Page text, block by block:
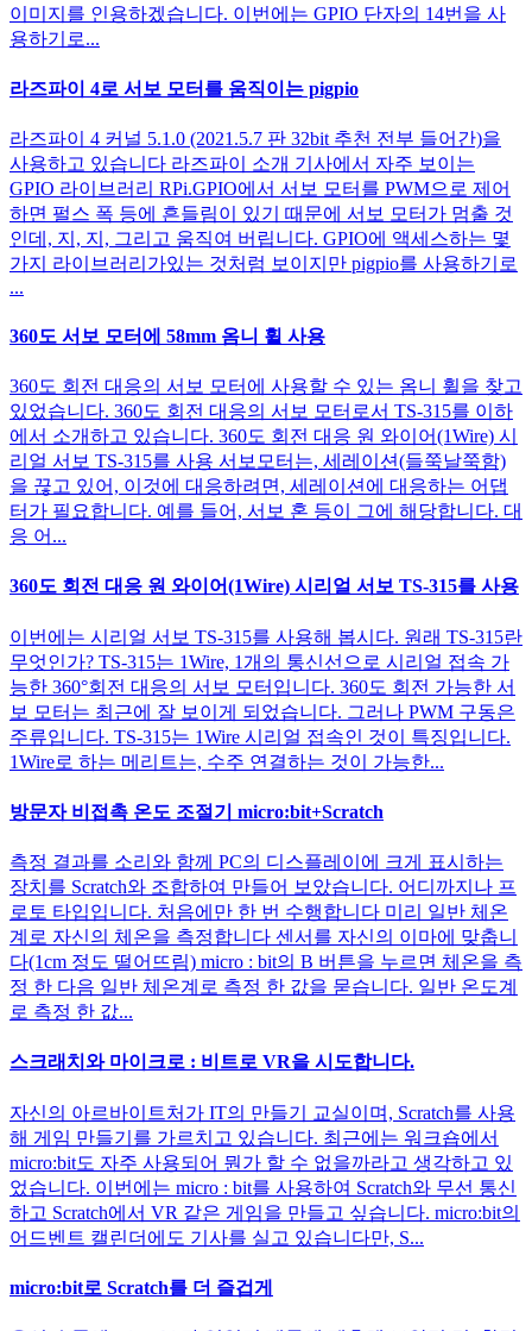
이미지를 인용하겠습니다. 이번에는 GPIO 단자의 14번을 사
용하기로...
라즈파이 4로 서보 모터를 움직이는 pigpio
라즈파이 4 커널 5.1.0 (2021.5.7 판 32bit 추천 전부 들어간)을
사용하고 있습니다 라즈파이 소개 기사에서 자주 보이는
GPIO 라이브러리 RPi.GPIO에서 서보 모터를 PWM으로 제어
하면 펄스 폭 등에 흔들림이 있기 때문에 서보 모터가 멈출 것
인데, 지, 지, 그리고 움직여 버립니다. GPIO에 액세스하는 몇
가지 라이브러리가있는 것처럼 보이지만 pigpio를 사용하기로
...
360도 서보 모터에 58mm 옴니 휠 사용
360도 회전 대응의 서보 모터에 사용할 수 있는 옴니 휠을 찾고
있었습니다. 360도 회전 대응의 서보 모터로서 TS-315를 이하
에서 소개하고 있습니다. 360도 회전 대응 원 와이어(1Wire) 시
리얼 서보 TS-315를 사용 서보모터는, 세레이션(들쭉날쭉함)
을 끊고 있어, 이것에 대응하려면, 세레이션에 대응하는 어댑
터가 필요합니다. 예를 들어, 서보 혼 등이 그에 해당합니다. 대
응 어...
360도 회전 대응 원 와이어(1Wire) 시리얼 서보 TS-315를 사용
이번에는 시리얼 서보 TS-315를 사용해 봅시다. 원래 TS-315란
무엇인가? TS-315는 1Wire, 1개의 통신선으로 시리얼 접속 가
능한 360°회전 대응의 서보 모터입니다. 360도 회전 가능한 서
보 모터는 최근에 잘 보이게 되었습니다. 그러나 PWM 구동은
주류입니다. TS-315는 1Wire 시리얼 접속인 것이 특징입니다.
1Wire로 하는 메리트는, 수주 연결하는 것이 가능한...
방문자 비접촉 온도 조절기 micro:bit+Scratch
측정 결과를 소리와 함께 PC의 디스플레이에 크게 표시하는
장치를 Scratch와 조합하여 만들어 보았습니다. 어디까지나 프
로토 타입입니다. 처음에만 한 번 수행합니다 미리 일반 체온
계로 자신의 체온을 측정합니다 센서를 자신의 이마에 맞춥니
다(1cm 정도 떨어뜨림) micro : bit의 B 버튼을 누르면 체온을 측
정 한 다음 일반 체온계로 측정 한 값을 묻습니다. 일반 온도계
로 측정 한 값...
스크래치와 마이크로 : 비트로 VR을 시도합니다.
자신의 아르바이트처가 IT의 만들기 교실이며, Scratch를 사용
해 게임 만들기를 가르치고 있습니다. 최근에는 워크숍에서
micro:bit도 자주 사용되어 뭔가 할 수 없을까라고 생각하고 있
었습니다. 이번에는 micro : bit를 사용하여 Scratch와 무선 통신
하고 Scratch에서 VR 같은 게임을 만들고 싶습니다. micro:bit의
어드벤트 캘린더에도 기사를 실고 있습니다만, S...
micro:bit로 Scratch를 더 즐겁게